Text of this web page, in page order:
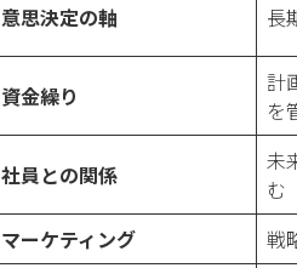
意思決定の軸 長
資金繰り
計
を
社員との関係
未
む
マーケティング 戦